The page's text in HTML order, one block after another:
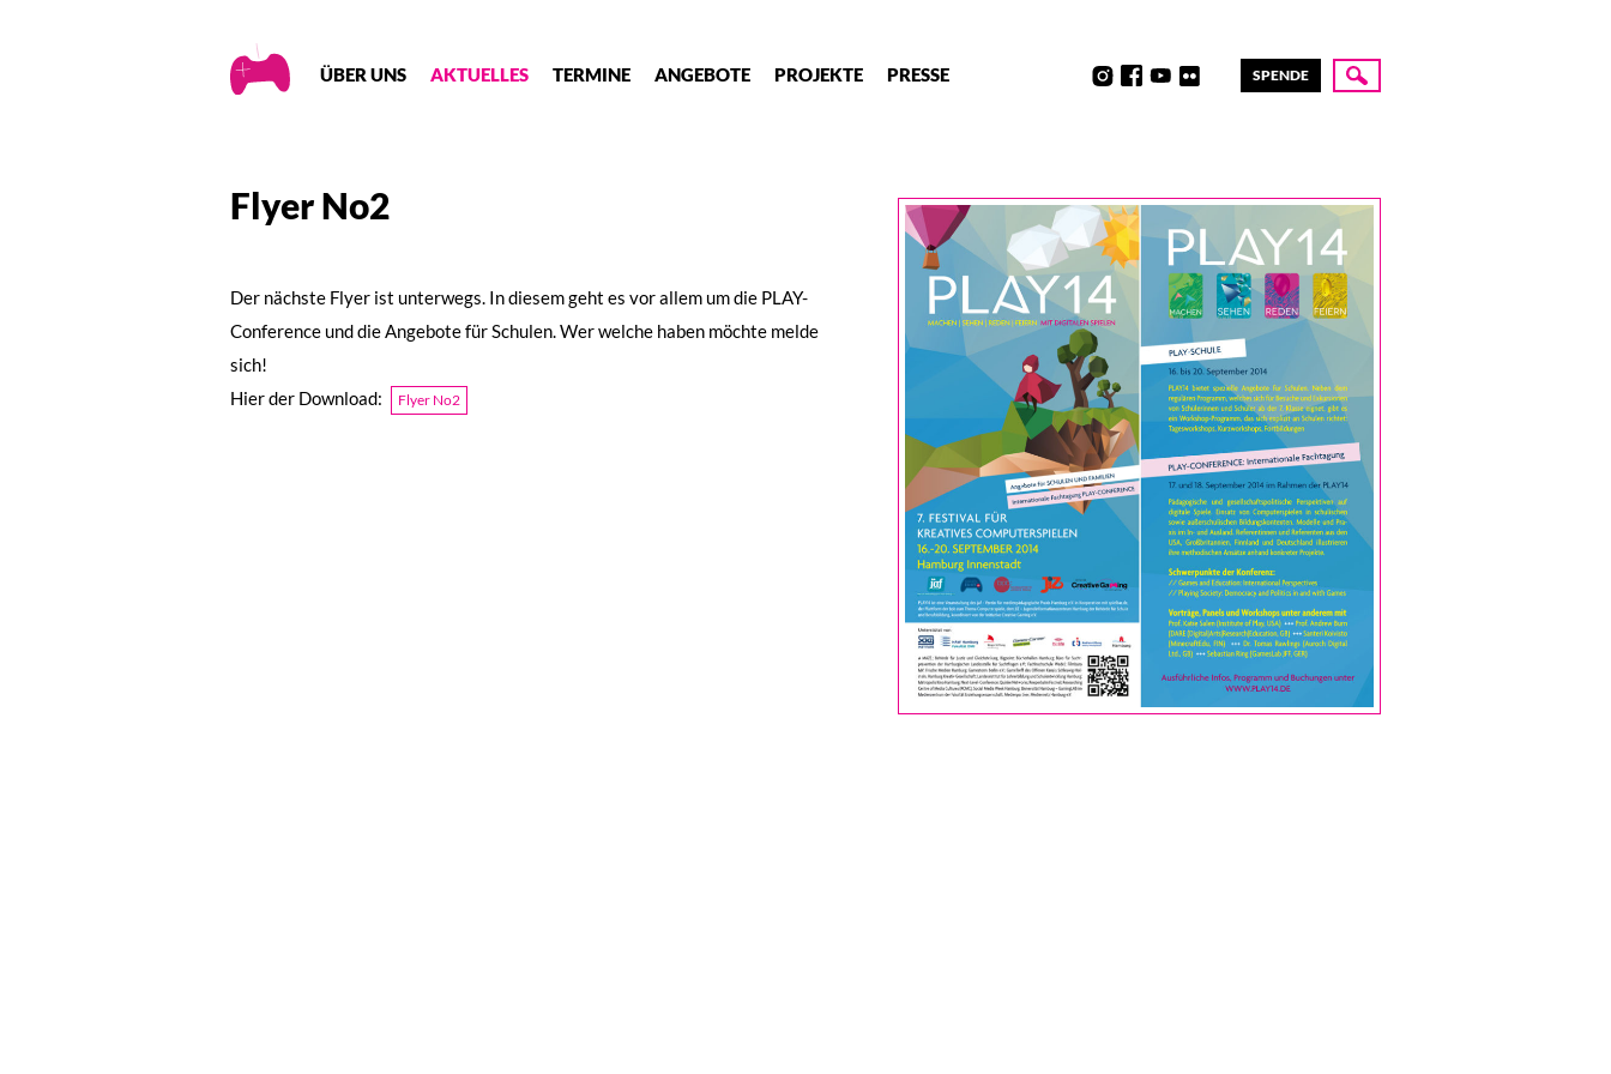
Creative
Gaming
ÜBER UNS AKTUELLES TERMINE ANGEBOTE PROJEKTE PRESSE SPENDE
Suche
Flyer No2
Der nächste Flyer ist unterwegs. In diesem geht es vor allem um die PLAY-
Conference und die Angebote für Schulen. Wer welche haben möchte melde
sich!
Hier der Download:
Flyer No2